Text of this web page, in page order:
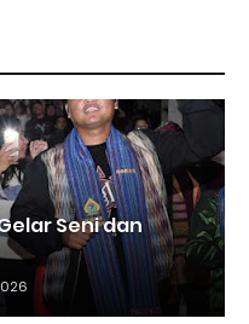
Seni dan